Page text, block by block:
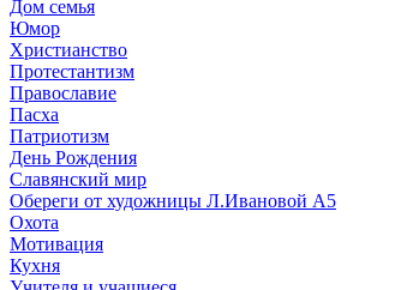
Дом семья
Юмор
Христианство
Протестантизм
Православие
Пасха
Патриотизм
День Рождения
Славянский мир
Обереги от художницы Л.Ивановой А5
Охота
Мотивация
Кухня